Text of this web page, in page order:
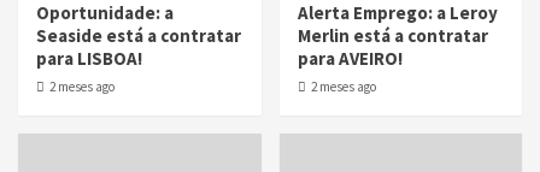
Oportunidade: a
Seaside está a contratar
para LISBOA!
2 meses ago
Alerta Emprego: a Leroy
Merlin está a contratar
para AVEIRO!
2 meses ago